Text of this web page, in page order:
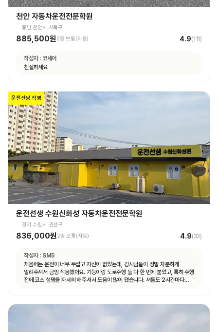
천안 자동차운전전문학원
충남 천안시 서북구
885,500원2종 보통(자동) 4.9(111)
작성자 : 코세어
친절하세요
운전선생 직영
운전선생 수원신화성 자동차운전전문학원
경기 수원시 권선구
836,000원 2종 보통(자동) 4.9(33)
작성자 : SM5
처음에는 운전이 너무 무섭고 자신이 없었는데, 강사님들이 정말 차분하게
알려주셔서 금방 적응했어요. 기능이랑 도로주행 둘 다 한 번에 붙었고, 특히 주행
전에 코스 설명을 자세히 해주셔서 도움이 많이 됐습니다. 셔틀도 2시간마다